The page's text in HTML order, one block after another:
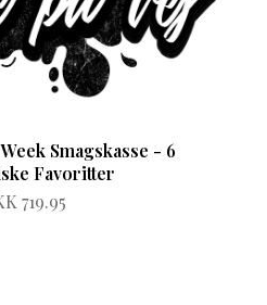
Smagskasse - 6
Favoritter
719.95